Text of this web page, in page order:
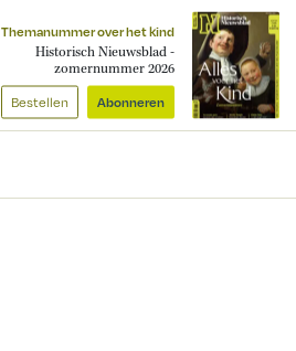
Themanummer over het kind
Historisch Nieuwsblad -
zomernummer 2026
Bestellen Abonneren